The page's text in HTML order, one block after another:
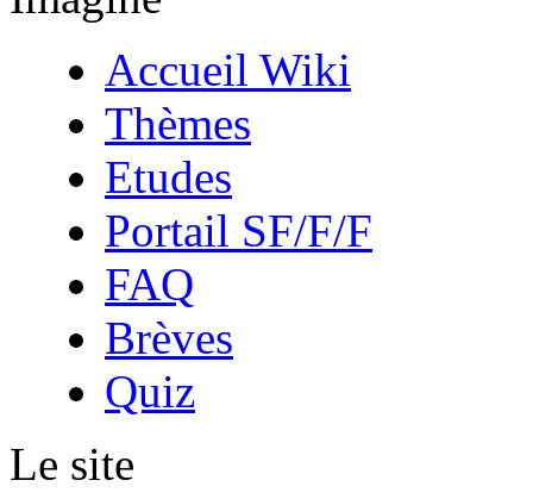
Accueil Wiki
Thèmes
Etudes
Portail SF/F/F
FAQ
Brèves
Quiz
Le site